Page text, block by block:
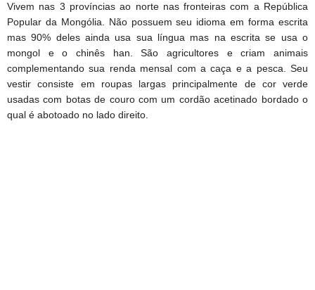
Vivem nas 3 províncias ao norte nas fronteiras com a República
Popular da Mongólia. Não possuem seu idioma em forma escrita
mas 90% deles ainda usa sua língua mas na escrita se usa o
mongol e o chinês han. São agricultores e criam animais
complementando sua renda mensal com a caça e a pesca. Seu
vestir consiste em roupas largas principalmente de cor verde
usadas com botas de couro com um cordão acetinado bordado o
qual é abotoado no lado direito.